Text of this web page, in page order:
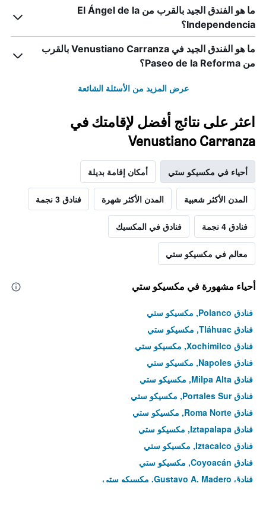
ما هو الفندق الجيد بالقرب من El Ángel de la
Independencia؟
ما هو الفندق الجيد في Venustiano Carranza بالقرب
من Paseo de la Reforma؟
عرض المزيد من الأسئلة الشائعة
اعثر على نتائج أفضل لإقامتك في
Venustiano Carranza
أحياء في مكسيكو ستي أمكان إقامة بديلة
المدن الأكثر شعبية المدن الأكثر شهرة فنادق 3 نجمة
فنادق 4 نجمة فنادق في المكسيك
معالم في مكسيكو ستي
أحياء مشهورة في مكسيكو ستي
فنادق Polanco, مكسيكو ستي
فنادق Tláhuac, مكسيكو ستي
فنادق Xochimilco, مكسيكو ستي
فنادق Napoles, مكسيكو ستي
فنادق Milpa Alta, مكسيكو ستي
فنادق Portales Sur, مكسيكو ستي
فنادق Roma Norte, مكسيكو ستي
فنادق Iztapalapa, مكسيكو ستي
فنادق Iztacalco, مكسيكو ستي
فنادق Coyoacán, مكسيكو ستي
فنادق Gustavo A. Madero, مكسيكو ستي